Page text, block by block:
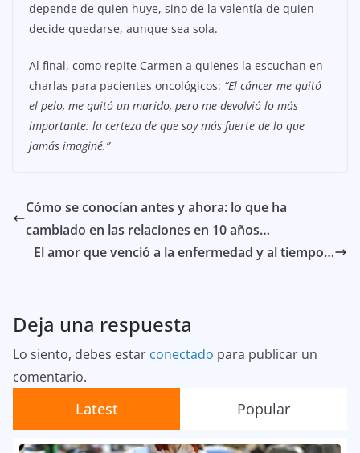
depende de quien huye, sino de la valentía de quien
decide quedarse, aunque sea sola.
Al final, como repite Carmen a quienes la escuchan en
charlas para pacientes oncológicos: “El cáncer me quitó
el pelo, me quitó un marido, pero me devolvió lo más
importante: la certeza de que soy más fuerte de lo que
jamás imaginé.”
Cómo se conocían antes y ahora: lo que ha
cambiado en las relaciones en 10 años…
El amor que venció a la enfermedad y al tiempo…
Deja una respuesta
Lo siento, debes estar conectado para publicar un
comentario.
Latest Popular